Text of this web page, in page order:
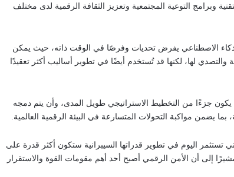
وبرامج التوعية المجتمعية وتعزيز الثقافة الرقمية لدى مختلف
الاصطناعي يفرض تحديات وفرصًا في الوقت ذاته، حيث يمكن
والتصدي لها، لكنها قد تُستخدم أيضًا في تطوير أساليب أكثر تعقيدًا
جزءًا من التخطيط الاستراتيجي طويل المدى، وأن يتم دمجه
بما يضمن مواكبة التحولات المتسارعة في البيئة الرقمية العالمية.
تستثمر اليوم في تطوير قدراتها السيبرانية ستكون أكثر قدرة على
إلى أن الأمن الرقمي أصبح أحد أهم مقومات القوة والاستقرار